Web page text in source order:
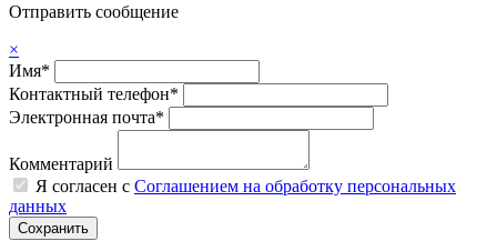
Отправить сообщение
×
Имя*
Контактный телефон*
Электронная почта*
Комментарий
Я согласен с Соглашением на обработку персональных
данных